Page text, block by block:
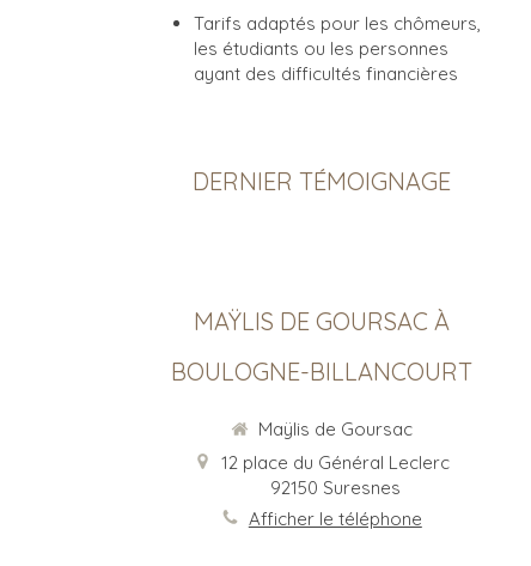
Tarifs adaptés pour les chômeurs,
les étudiants ou les personnes
ayant des difficultés financières
DERNIER TÉMOIGNAGE
MAŸLIS DE GOURSAC À
BOULOGNE-BILLANCOURT
Maÿlis de Goursac
12 place du Général Leclerc
92150 Suresnes
Afficher le téléphone